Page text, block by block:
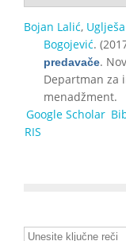
Bojan Lalić,
Bogojević.
predavače.
Departman za
menadžment.
Google Scholar
RIS
Unesite ključne reči